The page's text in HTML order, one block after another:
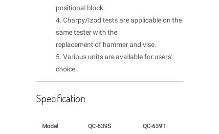
positional block.
4. Charpy/Izod tests are applicable on the
same tester with the
replacement of hammer and vise.
5. Various units are available for users’
choice.
Specification
Model QC-639S QC-639T